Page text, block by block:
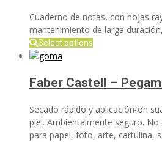
Cuaderno de notas, con hojas
mantenimiento de larga
Select options
Faber Castell –
Secado rápido y aplicación{on
piel. Ambientalmente seguro.
para papel, foto, arte, cartulina,